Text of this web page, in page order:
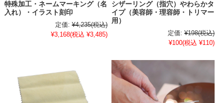
特殊加工・ネームマーキング（名
入れ）・イラスト刻印
定価: ¥4,235(税込)
¥3,168(税込 ¥3,485)
シザーリング（指穴）やわらかタ
イプ（美容師・理容師・トリマー
用）
定価: ¥198(税込)
¥100(税込 ¥110)